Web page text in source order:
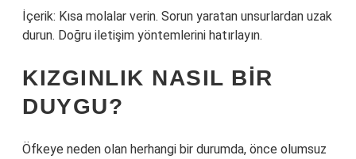
İçerik: Kısa molalar verin. Sorun yaratan unsurlardan uzak
durun. Doğru iletişim yöntemlerini hatırlayın.
KIZGINLIK NASIL BIR
DUYGU?
Öfkeye neden olan herhangi bir durumda, önce olumsuz